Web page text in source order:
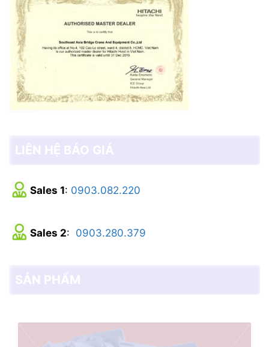
Sales 1: 0903.082.220
Sales 2: 0903.280.379